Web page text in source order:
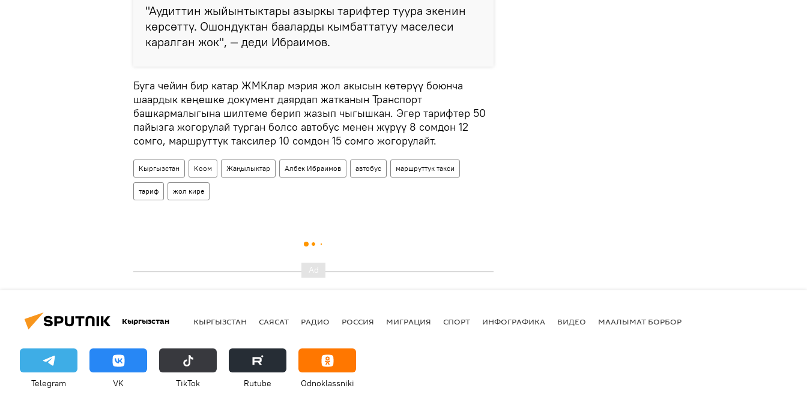
"Аудиттин жыйынтыктары азыркы тарифтер туура экенин
көрсөттү. Ошондуктан бааларды кымбаттатуу маселеси
каралган жок", — деди Ибраимов.
Буга чейин бир катар ЖМКлар мэрия жол акысын көтөрүү боюнча
шаардык кеңешке документ даярдап жатканын Транспорт
башкармалыгына шилтеме берип жазып чыгышкан. Эгер тарифтер 50
пайызга жогорулай турган болсо автобус менен жүрүү 8 сомдон 12
сомго, маршруттук таксилер 10 сомдон 15 сомго жогорулайт.
Кыргызстан Коом Жаңылыктар Албек Ибраимов автобус маршруттук такси
тариф жол кире
Кыргызстан КЫРГЫЗСТАН САЯСАТ РАДИО РОССИЯ МИГРАЦИЯ СПОРТ ИНФОГРАФИКА ВИДЕО МААЛЫМАТ БОРБОР
Telegram VK ТikТоk Rutube Odnoklassniki